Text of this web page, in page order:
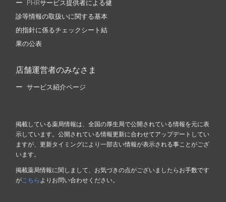
PHRサービス提供者による健
診等情報の取扱いに関する基本
的指針に係るチェックシート結
果の公表
店舗運営者のみなさま
サービス紹介ページ
掲載している薬局情報は、全国の厚生局で公開されている情報を元に表
示しています。公開されている情報更新に合わせてアップデートしてい
ますが、更新タイミングにより一部古い情報が表示される事ことがござ
います。
掲載薬局情報に関しまして、お気づきの点がございましたらお手数です
が こちら よりお問い合わせください。